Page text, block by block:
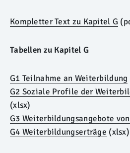
Kompletter Text zu Kapitel G
Tabellen zu Kapitel G
G1 Teilnahme an Weiterbildung
G2 Soziale Profile der
(xlsx)
G3 Weiterbildungsangebote
G4 Weiterbildungserträge (xlsx)